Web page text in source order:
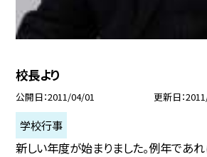
校長より
公開日 2011/04/01 更新日
学校行事
新しい年度が始まりました。例年であ